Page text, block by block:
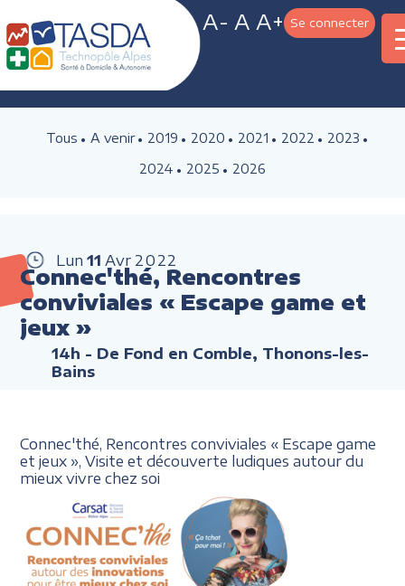
A- A A+ Se connecter
Tous A venir 2019 2020 2021 2022
2023
2024
2025 2026
Lun 11 Avr 2022
Connec'thé, Rencontres
conviviales « Escape game et
jeux »
14h - De Fond en Comble, Thonons-les-
Bains
Connec'thé, Rencontres conviviales « Escape game
et jeux »,Visite et découverte ludiquesautour du
mieux vivre chez soi